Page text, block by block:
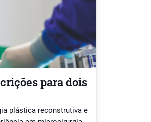
para dois
plástica reconstrutiva e